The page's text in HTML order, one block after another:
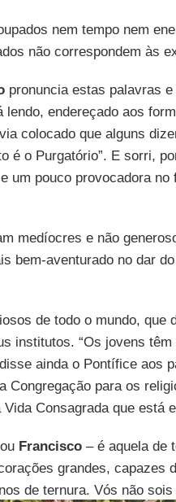
nem tempo nem
não correspondem às
pronuncia estas palavras e
endereçado aos
colocado que alguns
é o Purgatório”. E sorri,
um pouco provocadora no
medíocres e não
bem-aventurado no dar
de todo o mundo, que
institutos. “Os jovens têm
ainda o Pontífice aos
Congregação para os
Consagrada que está
Francisco– é aquela de
grandes, capazes
de ternura. Vós não sois